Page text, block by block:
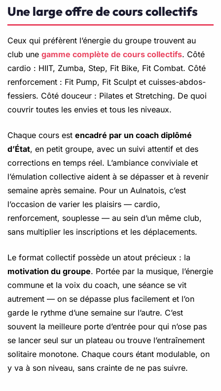
Une large offre de cours collectifs
Ceux qui préfèrent l’énergie du groupe trouvent au
club une gamme complète de cours collectifs. Côté
cardio : HIIT, Zumba, Step, Fit Bike, Fit Combat. Côté
renforcement : Fit Pump, Fit Sculpt et cuisses-abdos-
fessiers. Côté douceur : Pilates et Stretching. De quoi
couvrir toutes les envies et tous les niveaux.
Chaque cours est encadré par un coach diplômé
d’État, en petit groupe, avec un suivi attentif et des
corrections en temps réel. L’ambiance conviviale et
l’émulation collective aident à se dépasser et à revenir
semaine après semaine. Pour un Aulnatois, c’est
l’occasion de varier les plaisirs — cardio,
renforcement, souplesse — au sein d’un même club,
sans multiplier les inscriptions et les déplacements.
Le format collectif possède un atout précieux : la
motivation du groupe. Portée par la musique, l’énergie
commune et la voix du coach, une séance se vit
autrement — on se dépasse plus facilement et l’on
garde le rythme d’une semaine sur l’autre. C’est
souvent la meilleure porte d’entrée pour qui n’ose pas
se lancer seul sur un plateau ou trouve l’entraînement
solitaire monotone. Chaque cours étant modulable, on
y va à son niveau, sans crainte de ne pas suivre.